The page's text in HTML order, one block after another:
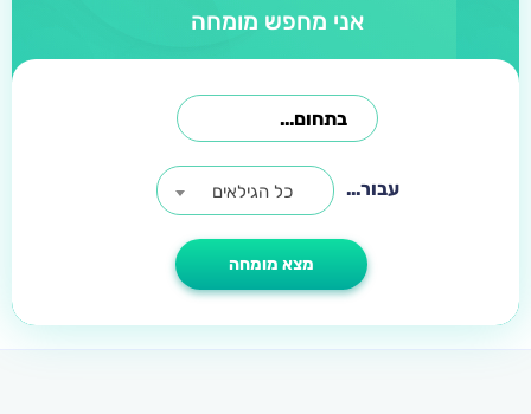
אני מחפש מומחה
עבור... כל הגילאים